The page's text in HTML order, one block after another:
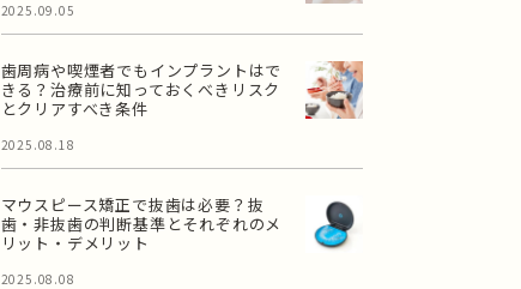
2025.09.05
歯周病や喫煙者でもインプラントはで
きる？治療前に知っておくべきリスク
とクリアすべき条件
2025.08.18
マウスピース矯正で抜歯は必要？抜
歯・非抜歯の判断基準とそれぞれのメ
リット・デメリット
2025.08.08